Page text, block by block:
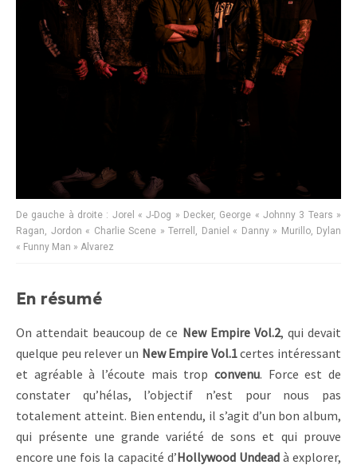
De gauche à droite : Jorel « J-Dog » Decker, George « Johnny 3 Tears »
Ragan, Jordon « Charlie Scene » Terrell, Daniel « Danny » Murillo, Dylan
« Funny Man » Alvarez
En résumé
On attendait beaucoup de ce New Empire Vol.2, qui devait
quelque peu relever un New Empire Vol.1certes intéressant
et agréable à l’écoute mais trop convenu. Force est de
constater qu’hélas, l’objectif n’est pour nous pas
totalement atteint. Bien entendu, il s’agit d’un bon album,
qui présente une grande variété de sons et qui prouve
encore une fois la capacité d’Hollywood Undeadà explorer,